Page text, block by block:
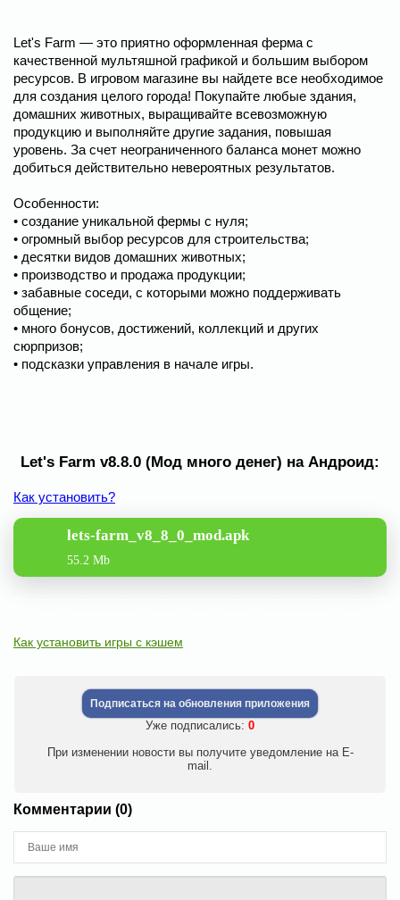
Let's Farm — это приятно оформленная ферма с
качественной мультяшной графикой и большим выбором
ресурсов. В игровом магазине вы найдете все необходимое
для создания целого города! Покупайте любые здания,
домашних животных, выращивайте всевозможную
продукцию и выполняйте другие задания, повышая
уровень. За счет неограниченного баланса монет можно
добиться действительно невероятных результатов.
Особенности:
• создание уникальной фермы с нуля;
• огромный выбор ресурсов для строительства;
• десятки видов домашних животных;
• производство и продажа продукции;
• забавные соседи, с которыми можно поддерживать
общение;
• много бонусов, достижений, коллекций и других
сюрпризов;
• подсказки управления в начале игры.
Let's Farm v8.8.0 (Мод много денег) на Андроид:
Как установить?
lets-farm_v8_8_0_mod.apk
55.2 Mb
Как установить игры с кэшем
Подписаться на обновления приложения
Уже подписались: 0
При изменении новости вы получите уведомление на E-
mail.
Комментарии (0)